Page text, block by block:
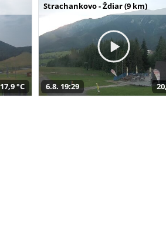
17,9 °C
Strachankovo - Ždiar (9 km)
6.8. 19:29